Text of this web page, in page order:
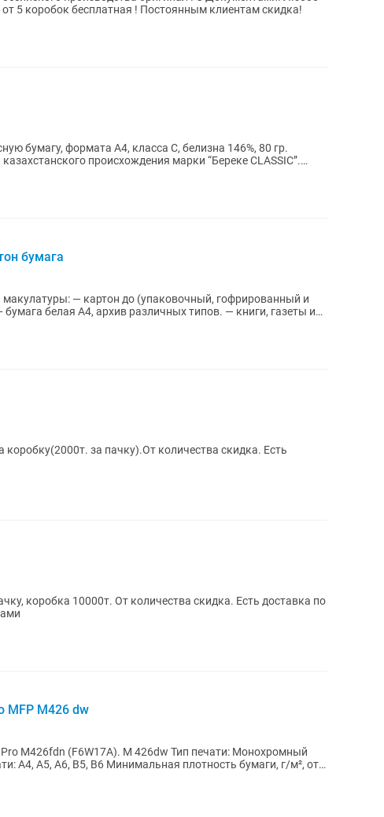
5 коробок бесплатная ! Постоянным клиентам скидка!
бумагу, формата А4, класса С, белизна 146%, 80 гр.
происхождения марки “Береке CLASSIC”.
бумага
гофрированный и
белая А4, архив различных типов. — книги, газеты и
коробку(2000т. за пачку).От количества скидка. Есть
коробка 10000т. От количества скидка. Есть доставка по
M426 dw
А4, А5, А6, B5, B6 Минимальная плотность бумаги, г/м², от: